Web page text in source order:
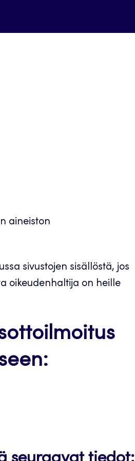
aineiston
sivustojen sisällöstä, jos
oikeudenhaltija on heille